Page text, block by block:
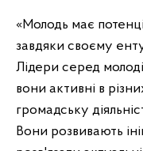
«Молодь має
завдяки своєму
Лідери серед
вони активні в
громадську
Вони розвивають